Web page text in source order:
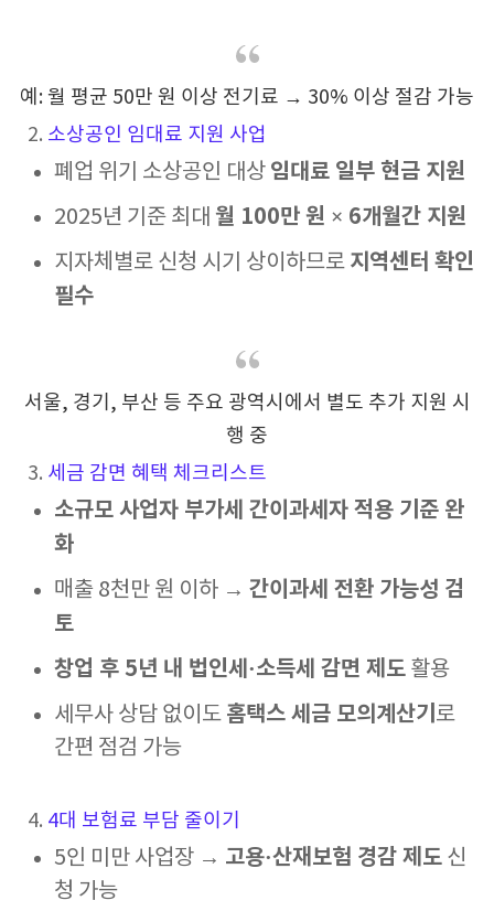
예: 월 평균 50만 원 이상 전기료 → 30% 이상 절감 가능
2. 소상공인 임대료 지원 사업
폐업 위기 소상공인 대상 임대료 일부 현금 지원
2025년 기준 최대 월 100만 원 × 6개월간 지원
지자체별로 신청 시기 상이하므로 지역센터 확인
필수
서울, 경기, 부산 등 주요 광역시에서 별도 추가 지원 시
행 중
3. 세금 감면 혜택 체크리스트
소규모 사업자 부가세 간이과세자 적용 기준 완
화
매출 8천만 원 이하 → 간이과세 전환 가능성 검
토
창업 후 5년 내 법인세·소득세 감면 제도 활용
세무사 상담 없이도 홈택스 세금 모의계산기 로
간편 점검 가능
4. 4대 보험료 부담 줄이기
5인 미만 사업장 → 고용·산재보험 경감 제도 신
청 가능